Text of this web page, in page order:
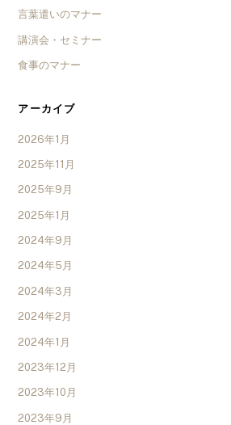
言葉遣いのマナー
講演会・セミナー
食事のマナー
アーカイブ
2026年1月
2025年11月
2025年9月
2025年1月
2024年9月
2024年5月
2024年3月
2024年2月
2024年1月
2023年12月
2023年10月
2023年9月